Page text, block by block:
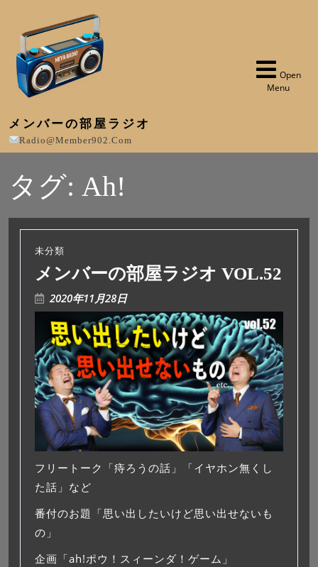
メンバーの部屋ラジオ
Radio@member902.com
Open
Menu
タグ: Ah!
未分類
メンバーの部屋ラジオ VOL.52
2020年11月28日
フリートーク「痔ろうの話」「イヤホン無くし
た話」など
番付のお題「思い出したいけど思い出せないも
の」
企画「ah!ポウ！スィーンダ！ゲーム」